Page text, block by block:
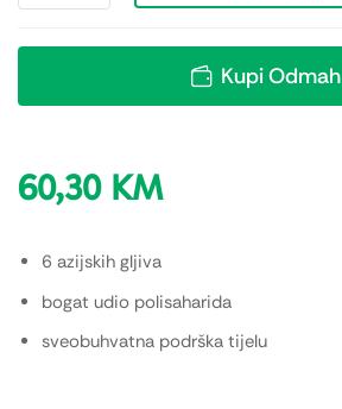
Kupi Odmah
60,30 KM
6 azijskih gljiva
bogat udio polisaharida
sveobuhvatna podrška tijelu